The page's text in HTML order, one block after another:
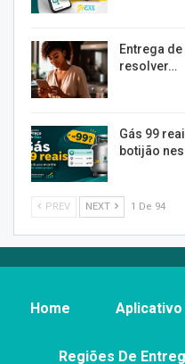
Entrega
resolver…
Gás 99
botijão
PREV NEXT 1 De 94
Home Aplicativo
Regiões De